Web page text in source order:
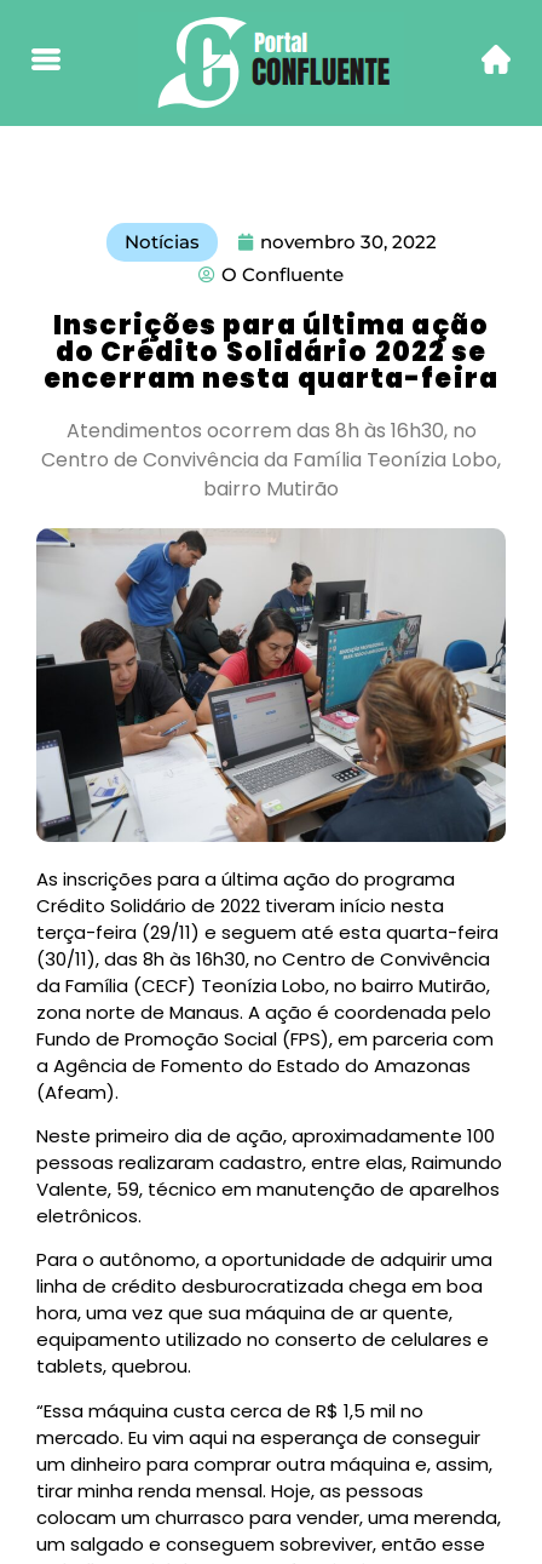
Notícias
novembro 30, 2022
O Confluente
Inscrições para última ação
do Crédito Solidário 2022 se
encerram nesta quarta-feira
Atendimentos ocorrem das 8h às 16h30, no
Centro de Convivência da Família Teonízia Lobo,
bairro Mutirão
As inscrições para a última ação do programa
Crédito Solidário de 2022 tiveram início nesta
terça-feira (29/11) e seguem até esta quarta-feira
(30/11), das 8h às 16h30, no Centro de Convivência
da Família (CECF) Teonízia Lobo, no bairro Mutirão,
zona norte de Manaus. A ação é coordenada pelo
Fundo de Promoção Social (FPS), em parceria com
a Agência de Fomento do Estado do Amazonas
(Afeam).
Neste primeiro dia de ação, aproximadamente 100
pessoas realizaram cadastro, entre elas, Raimundo
Valente, 59, técnico em manutenção de aparelhos
eletrônicos.
Para o autônomo, a oportunidade de adquirir uma
linha de crédito desburocratizada chega em boa
hora, uma vez que sua máquina de ar quente,
equipamento utilizado no conserto de celulares e
tablets, quebrou.
“Essa máquina custa cerca de R$ 1,5 mil no
mercado. Eu vim aqui na esperança de conseguir
um dinheiro para comprar outra máquina e, assim,
tirar minha renda mensal. Hoje, as pessoas
colocam um churrasco para vender, uma merenda,
um salgado e conseguem sobreviver, então esse